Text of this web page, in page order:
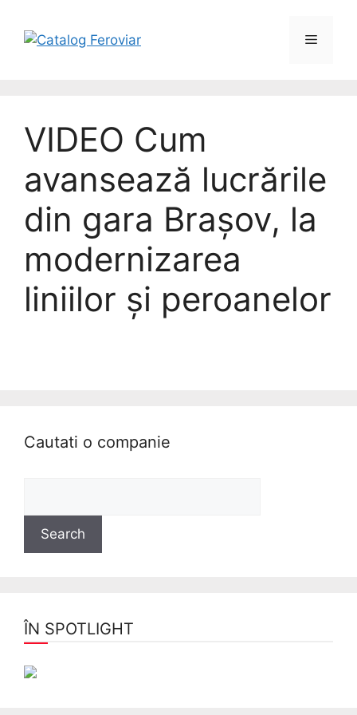
content
Menu
VIDEO Cum
avansează lucrările
din gara Brașov, la
modernizarea
liniilor și peroanelor
Cautati o companie
ÎN SPOTLIGHT